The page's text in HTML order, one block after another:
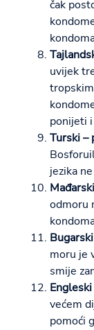
čak
uvijek
ponijeti i
Turski –
jezika
odmoru
moru je
smije
većem
pomoći